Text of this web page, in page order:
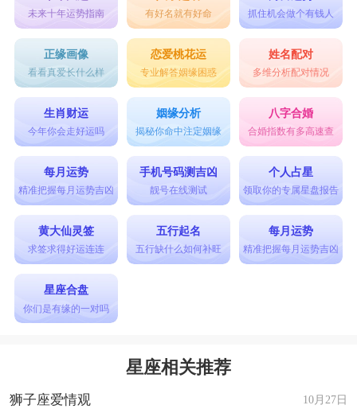
未来十年运势指南 有好名就有好命 抓住机会做个有钱人
正缘画像
看看真爱长什么样
恋爱桃花运
专业解答姻缘困惑
姓名配对
多维分析配对情况
生肖财运
今年你会走好运吗
姻缘分析
揭秘你命中注定姻缘
八字合婚
合婚指数有多高速查
每月运势
精准把握每月运势吉凶
手机号码测吉凶
靓号在线测试
个人占星
领取你的专属星盘报告
黄大仙灵签
求签求得好运连连
五行起名
五行缺什么如何补旺
每月运势
精准把握每月运势吉凶
星座合盘
你们是有缘的一对吗
星座相关推荐
10月27日
狮子座爱情观